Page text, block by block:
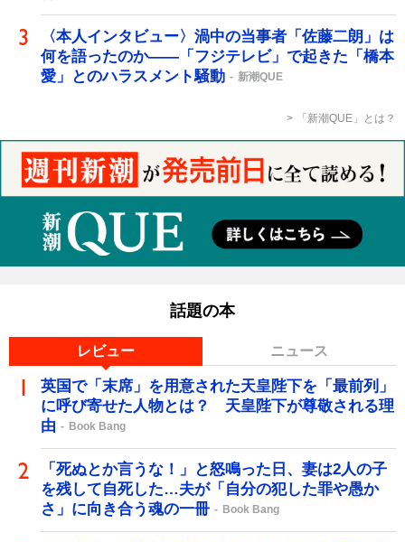
〈本人インタビュー〉渦中の当事者「佐藤二朗」は
何を語ったのか――「フジテレビ」で起きた「橋本
愛」とのハラスメント騒動
新潮QUE
「新潮QUE」とは？
話題の本
レビュー ニュース
英国で「末席」を用意された天皇陛下を「最前列」
に呼び寄せた人物とは？ 天皇陛下が尊敬される理
由
Book Bang
「死ぬとか言うな！」と怒鳴った日、妻は2人の子
を残して自死した…夫が「自分の犯した罪や愚か
さ」に向き合う魂の一冊
Book Bang